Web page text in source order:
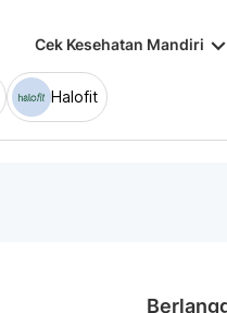
Cek Kesehatan Mandiri keyboard_arrow_down
Halofit